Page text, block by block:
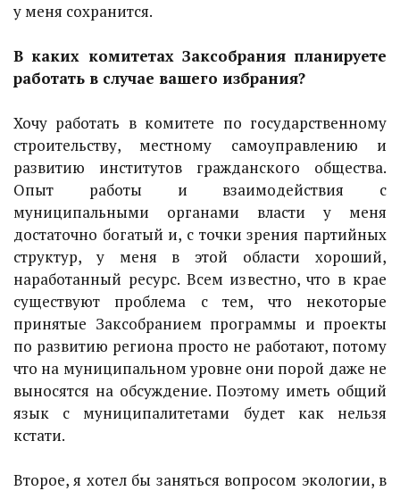
у меня сохранится.
В каких комитетах Заксобрания планируете
работать в случае вашего избрания?
Хочу работать в комитете по государственному
строительству, местному самоуправлению и
развитию институтов гражданского общества.
Опыт работы и взаимодействия с
муниципальными органами власти у меня
достаточно богатый и, с точки зрения партийных
структур, у меня в этой области хороший,
наработанный ресурс. Всем известно, что в крае
существуют проблема с тем, что некоторые
принятые Заксобранием программы и проекты
по развитию региона просто не работают, потому
что на муниципальном уровне они порой даже не
выносятся на обсуждение. Поэтому иметь общий
язык с муниципалитетами будет как нельзя
кстати.
Второе, я хотел бы заняться вопросом экологии, в